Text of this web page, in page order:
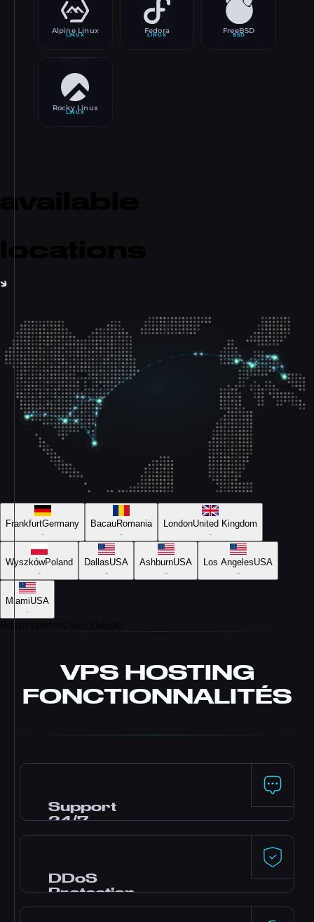
Alpine Linux
LINUX
Fedora
LINUX
FreeBSD
BSD
Rocky Linux
LINUX
FrankfurtGermany
-
BacauRomania
-
LondonUnited Kingdom
-
WyszkówPoland
-
DallasUSA
-
AshburnUSA
-
Los AngelesUSA
-
MiamiUSA
-
VPS HOSTING
FONCTIONNALITÉS
Support
24/7
tickets pour t'aider avec le setup et le
troubleshooting.
DDoS
Protection